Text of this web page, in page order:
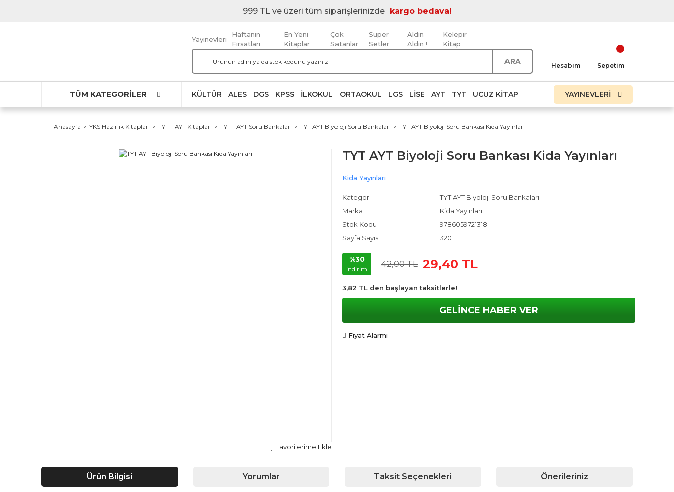
999 TL ve üzeri tüm siparişlerinizde kargo bedava!
Yayınevleri
Haftanın
Fırsatları
En Yeni
Kitaplar
Çok
Satanlar
Süper
Setler
Aldın
Aldın !
Kelepir
Kitap
ARA Hesabım Sepetim
TÜM KATEGORİLER KÜLTÜR ALES DGS KPSS İLKOKUL ORTAOKUL LGS LISE AYT TYT UCUZ KITAP YAYINEVLERİ
Anasayfa YKS Hazırlık Kitapları TYT - AYT Kitapları TYT - AYT Soru Bankaları TYT AYT Biyoloji Soru Bankaları TYT AYT Biyoloji Soru Bankası Kida Yayınları
TYT AYT Biyoloji Soru Bankası Kida Yayınları
Kida Yayınları
Kategori
TYT AYT Biyoloji Soru Bankaları
Marka
Kida Yayınları
Stok Kodu
9786059721318
Sayfa Sayısı
320
%30
indirim
42,00 TL 29,40 TL
3,82 TL den başlayan taksitlerle!
GELİNCE HABER VER
Fiyat Alarmı
Ürün Bilgisi Yorumlar Taksit Seçenekleri Önerileriniz